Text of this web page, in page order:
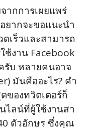
ากการเผยแพร่
ยากจะขอแนะนำ
เร็วและสามารถ
ช้งาน Facebook
รับ หลายคนอาจ
มันคืออะไร? คำ
ของทวิตเตอร์ก็
ไลน์ที่ผู้ใช้งานสา
ตัวอักษร ซึ่งคุณ